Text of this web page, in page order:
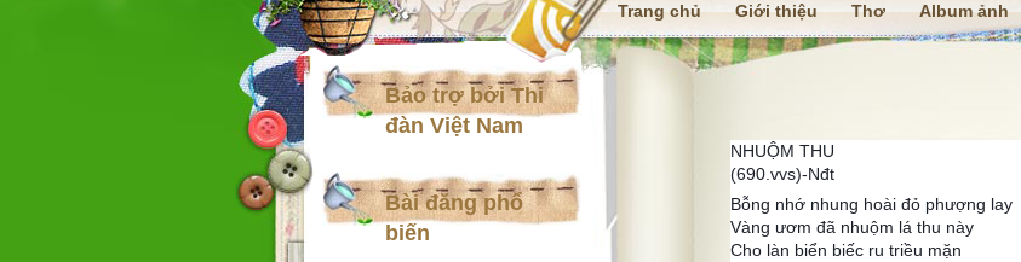
Trang chủ Giới thiệu Thơ Album ảnh
Bảo trợ bởi Thi
đàn Việt Nam
Bài đăng phổ
biến
NHUỘM THU
(690.vvs)-Nđt
Bỗng nhớ nhung hoài đỏ phượng lay
Vàng ươm đã nhuộm lá thu này
Cho làn biển biếc ru triều mặn